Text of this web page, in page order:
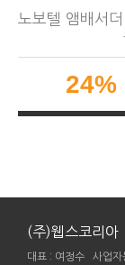
24%
(주)웹스코리아
대표 : 여정수 사업